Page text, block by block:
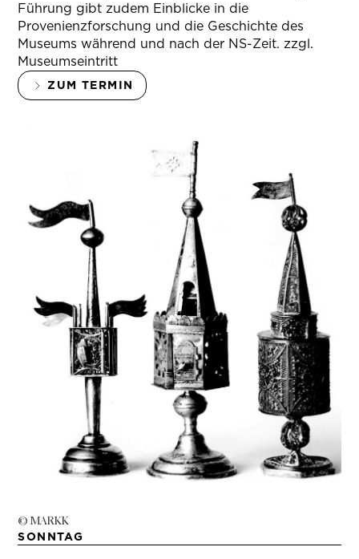
Führung gibt zudem Einblicke in die
Provenienzforschung und die Geschichte des
Museums während und nach der NS-Zeit. zzgl.
Museumseintritt
ZUM TERMIN
© MARKK
SONNTAG